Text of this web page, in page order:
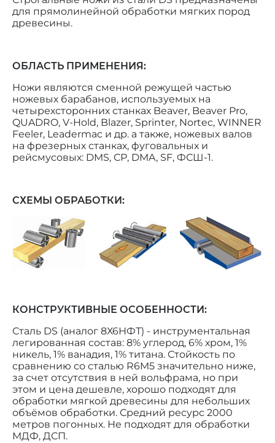
для прямолинейной обработки мягких пород
древесины.
ОБЛАСТЬ ПРИМЕНЕНИЯ:
Ножи являются сменной режущей частью
ножевых барабанов, используемых на
четырехсторонних станках Beaver, Beaver Pro,
QUADRO, V-Hold, Blazer, Sprinter, Nortec, WINNER
Feeler, Leadermac и др. а также, ножевых валов
на фрезерных станках, фуговальных и
рейсмусовых: DMS, СР, DMA, SF, ФСШ-1.
СХЕМЫ ОБРАБОТКИ:
КОНСТРУКТИВНЫЕ ОСОБЕННОСТИ:
Сталь DS (аналог 8Х6НФТ) - инструментальная
легированная состав: 8% углерод, 6% хром, 1%
никель, 1% ванадия, 1% титана. Стойкость по
сравнению со сталью R6M5 значительно ниже,
за счет отсутствия в ней вольфрама, но при
этом и цена дешевле, хорошо подходят для
обработки мягкой древесины для небольших
объёмов обработки. Средний ресурс 2000
метров погонных. Не подходят для обработки
МДФ, ДСП.